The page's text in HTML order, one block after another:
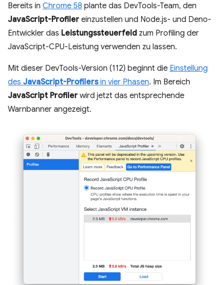
Bereits in Chrome 58 plante das DevTools-Team, den
JavaScript-Profiler einzustellen und Node.js- und Deno-
Entwickler das Leistungssteuerfeld zum Profiling der
JavaScript-CPU-Leistung verwenden zu lassen.
Mit dieser DevTools-Version (112) beginnt die Einstellung
des JavaScript-Profilersin vier Phasen. Im Bereich
JavaScript Profiler wird jetzt das entsprechende
Warnbanner angezeigt.